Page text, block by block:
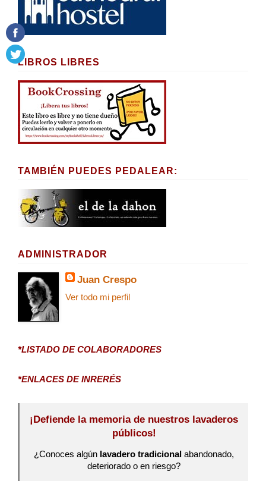
LIBROS LIBRES
TAMBIÉN PUEDES PEDALEAR:
ADMINISTRADOR
Juan Crespo
Ver todo mi perfil
*LISTADO DE COLABORADORES
*ENLACES DE INRERÉS
¡Defiende la memoria de nuestros lavaderos
públicos!
¿Conoces algún lavadero tradicional abandonado,
deteriorado o en riesgo?